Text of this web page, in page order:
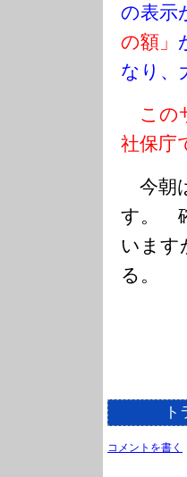
の表示
の額」
なり
この
社保庁
今朝
す。
います
る。
コメントを書く